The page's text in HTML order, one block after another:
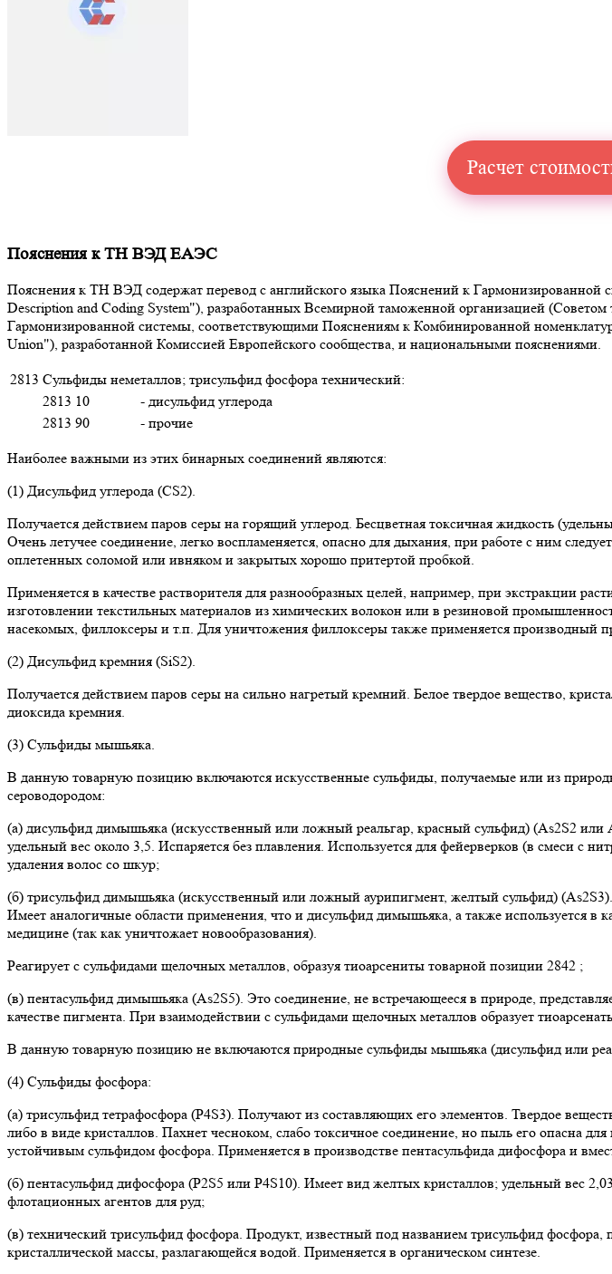
Расчет
Пояснения к ТН ВЭД ЕАЭС
Пояснения к ТН ВЭД содержат перевод с английского языка Пояснений к Гармонизированной
Description and Coding System"), разработанных Всемирной таможенной организацией
Гармонизированной системы, соответствующими Пояснениям к Комбинированной
Union"), разработанной Комиссией Европейского сообщества, и национальными пояснениями.
2813 Сульфиды неметаллов; трисульфид фосфора технический:
2813 10
- дисульфид углерода
2813 90
- прочие
Наиболее важными из этих бинарных соединений являются:
(1) Дисульфид углерода (CS2).
Получается действием паров серы на горящий углерод. Бесцветная токсичная жидкость
Очень летучее соединение, легко воспламеняется, опасно для дыхания, при работе с ним
оплетенных соломой или ивняком и закрытых хорошо притертой пробкой.
Применяется в качестве растворителя для разнообразных целей, например, при экстракции
изготовлении текстильных материалов из химических волокон или в резиновой
насекомых, филлоксеры и т.п. Для уничтожения филлоксеры также применяется производный
(2) Дисульфид кремния (SiS2).
Получается действием паров серы на сильно нагретый кремний. Белое твердое вещество,
диоксида кремния.
(3) Сульфиды мышьяка.
В данную товарную позицию включаются искусственные сульфиды, получаемые или из
сероводородом:
(а) дисульфид димышьяка (искусственный или ложный реальгар, красный сульфид) (As2S2
удельный вес около 3,5. Испаряется без плавления. Используется для фейерверков (в смеси с
удаления волос со шкур;
(б) трисульфид димышьяка (искусственный или ложный аурипигмент, желтый сульфид)
Имеет аналогичные области применения, что и дисульфид димышьяка, а также используется в
медицине (так как уничтожает новообразования).
Реагирует с сульфидами щелочных металлов, образуя тиоарсениты товарной позиции 2842 ;
(в) пентасульфид димышьяка (As2S5). Это соединение, не встречающееся в природе,
качестве пигмента. При взаимодействии с сульфидами щелочных металлов образует
В данную товарную позицию не включаются природные сульфиды мышьяка (дисульфид или
(4) Сульфиды фосфора:
(а) трисульфид тетрафосфора (P4S3). Получают из составляющих его элементов. Твердое
либо в виде кристаллов. Пахнет чесноком, слабо токсичное соединение, но пыль его опасна
устойчивым сульфидом фосфора. Применяется в производстве пентасульфида дифосфора и
(б) пентасульфид дифосфора (P2S5 или P4S10). Имеет вид желтых кристаллов; удельный вес
флотационных агентов для руд;
(в) технический трисульфид фосфора. Продукт, известный под названием трисульфид
кристаллической массы, разлагающейся водой. Применяется в органическом синтезе.